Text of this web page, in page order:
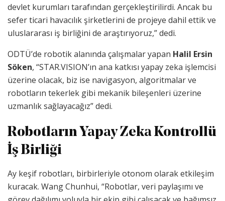
devlet kurumları tarafından gerçekleştirilirdi. Ancak bu
sefer ticari havacılık şirketlerini de projeye dahil ettik ve
uluslararası iş birliğini de araştırıyoruz,” dedi.
ODTÜ’de robotik alanında çalışmalar yapan Halil Ersin
Söken, “STAR.VISION’ın ana katkısı yapay zeka işlemcisi
üzerine olacak, biz ise navigasyon, algoritmalar ve
robotların tekerlek gibi mekanik bileşenleri üzerine
uzmanlık sağlayacağız” dedi.
Robotların Yapay Zeka Kontrollü
İş Birliği
Ay keşif robotları, birbirleriyle otonom olarak etkileşim
kuracak. Wang Chunhui, “Robotlar, veri paylaşımı ve